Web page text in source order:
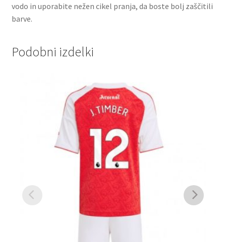
vodo in uporabite nežen cikel pranja, da boste bolj zaščitili
barve.
Podobni izdelki